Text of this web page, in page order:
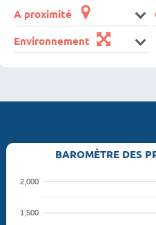
A proximité
Environnement
BAROMÈTRE DES
1,500
2,000